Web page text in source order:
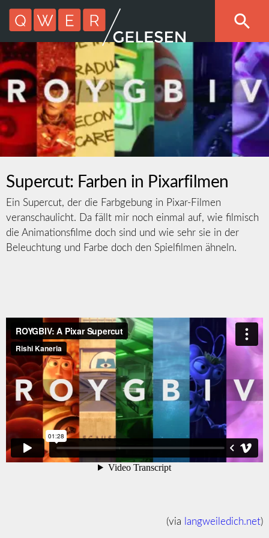
Supercut: Farben in Pixarfilmen
Ein Supercut, der die Farbgebung in Pixar-Filmen
veranschaulicht. Da fällt mir noch einmal auf, wie filmisch
die Animationsfilme doch sind und wie sehr sie in der
Beleuchtung und Farbe doch den Spielfilmen ähneln.
(via langweiledich.net)